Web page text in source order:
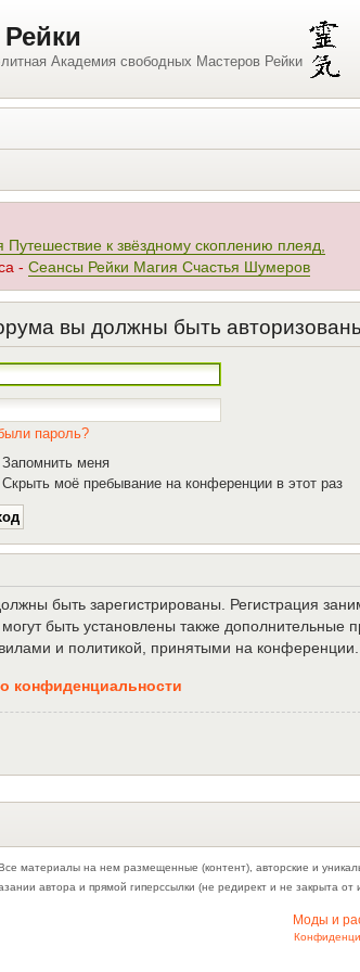
Академия свободных Мастеров Рейки
Путешествие к звёздному скоплению плеяд,
- Сеансы Рейки Магия Счастья Шумеров
вы должны быть
пароль?
Запомнить меня
Скрыть моё пребывание на конференции в этот раз
быть зарегистрированы. Регистрация
быть установлены также дополнительные
и политикой, принятыми на
конфиденциальности
материалы на нем размещенные (контент), авторские и
автора и прямой гиперссылки (не редирект и не закрыта
Моды и